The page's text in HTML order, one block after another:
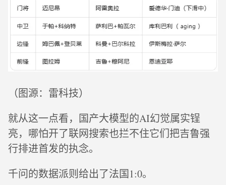
（图源：雷科技）
就从这一点看，国产大模型的AI幻觉属实锃
亮，哪怕开了联网搜索也拦不住它们把吉鲁强
行排进首发的执念。
千问的数据派则给出了法国1:0。